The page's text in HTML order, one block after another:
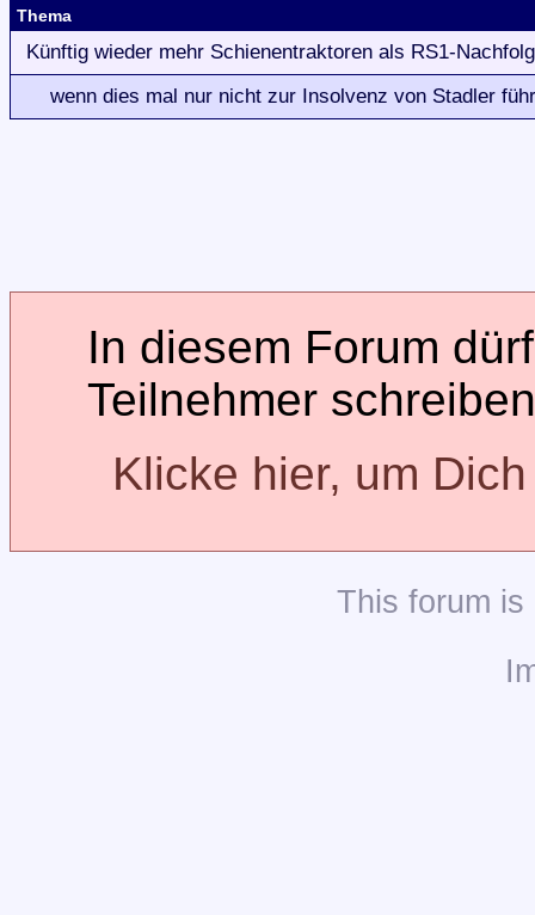
Thema
Künftig wieder mehr Schienentraktoren als RS1-
wenn dies mal nur nicht zur Insolvenz von Stadler
In diesem Forum
Teilnehmer
Klicke hier, um
This forum is